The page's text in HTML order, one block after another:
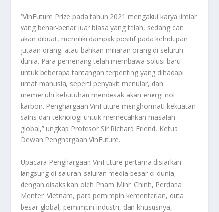
“VinFuture Prize pada tahun 2021 mengakui karya ilmiah
yang benar-benar luar biasa yang telah, sedang dan
akan dibuat, memiliki dampak positif pada kehidupan
jutaan orang. atau bahkan miliaran orang di seluruh
dunia. Para pemenang telah membawa solusi baru
untuk beberapa tantangan terpenting yang dihadapi
umat manusia, seperti penyakit menular, dan
memenuhi kebutuhan mendesak akan energi nol-
karbon. Penghargaan VinFuture menghormati kekuatan
sains dan teknologi untuk memecahkan masalah
global,” ungkap Profesor Sir Richard Friend, Ketua
Dewan Penghargaan VinFuture.
Upacara Penghargaan VinFuture pertama disiarkan
langsung di saluran-saluran media besar di dunia,
dengan disaksikan oleh Pham Minh Chinh, Perdana
Menteri Vietnam, para pemimpin kementerian, duta
besar global, pemimpin industri, dan khususnya,